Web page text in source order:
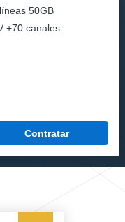
50GB
+70 canales
Contratar